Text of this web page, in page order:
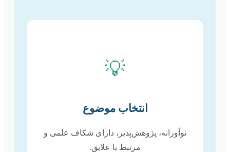
💡
انتخاب موضوع
نوآورانه، پژوهش‌پذیر، دارای شکاف علمی و
مرتبط با علایق.